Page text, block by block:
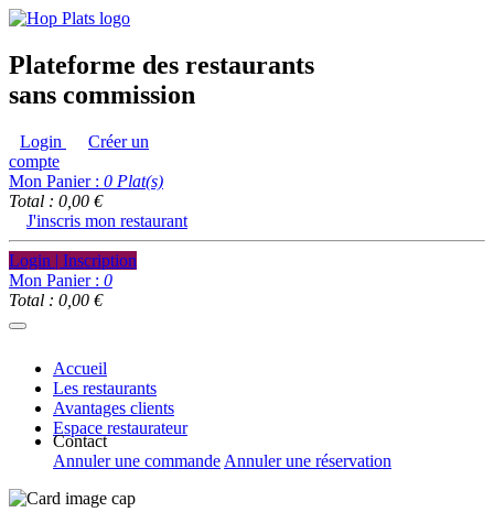
Plateforme des restaurants
sans commission
Login
Créer un
compte
Mon Panier : 0 Plat(s)
Total : 0,00 €
J'inscris mon restaurant
Login | Inscription
Mon Panier : 0
Total : 0,00 €
Accueil
Les restaurants
Avantages clients
Espace restaurateur
Contact
Annuler une commande Annuler une réservation